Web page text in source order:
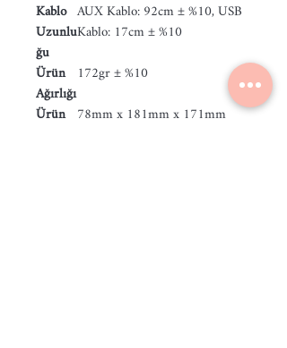
Kablo
Uzunlu
ğu
AUX Kablo: 92cm ± %10, USB
Kablo: 17cm ± %10
Ürün
Ağırlığı
172gr ± %10
Ürün 78mm x 181mm x 171mm